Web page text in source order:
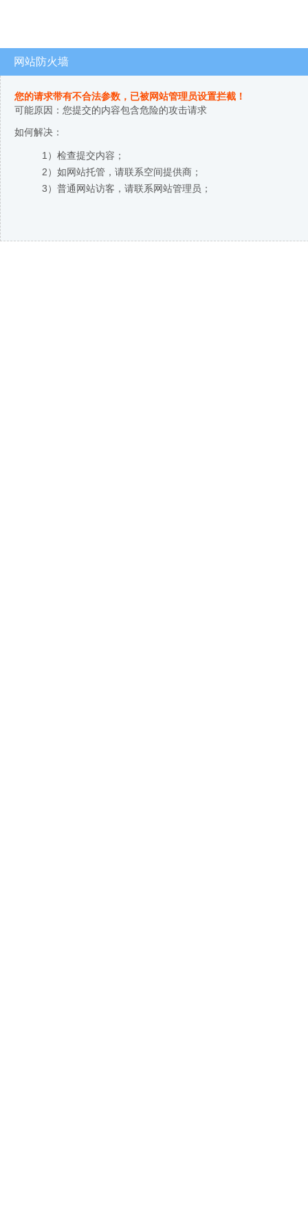
网站防火墙
您的请求带有不合法参数，已被网站管理员设置拦截！
可能原因：您提交的内容包含危险的攻击请求
如何解决：
1）检查提交内容；
2）如网站托管，请联系空间提供商；
3）普通网站访客，请联系网站管理员；